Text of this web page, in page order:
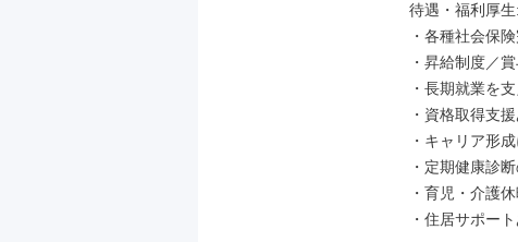
待遇・福利厚生:
・各種社会保
・昇給制度／
・長期就業を
・資格取得支
・キャリア形
・定期健康診
・育児・介護
・住居サポー